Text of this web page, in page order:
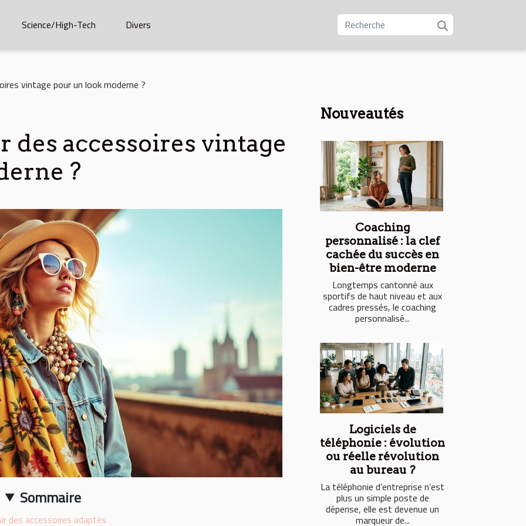
Science/High-Tech Divers
vintage pour un look moderne ?
accessoires vintage
?
Sommaire
des accessoires adaptés
Nouveautés
Coaching
personnalisé : la clef
cachée du succès en
bien-être moderne
Longtemps cantonné aux
sportifs de haut niveau et aux
cadres pressés, le coaching
personnalisé...
Logiciels de
téléphonie : évolution
ou réelle révolution
au bureau ?
La téléphonie d’entreprise n’est
plus un simple poste de
dépense, elle est devenue un
marqueur de...